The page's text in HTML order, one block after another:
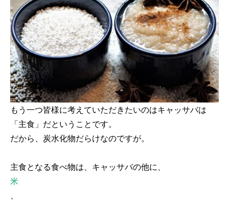
もう一つ皆様に考えていただきたいのはキャッサバは
「主食」だということです。
だから、炭水化物だらけなのですが。
主食となる食べ物は、キャッサバの他に、
米
、